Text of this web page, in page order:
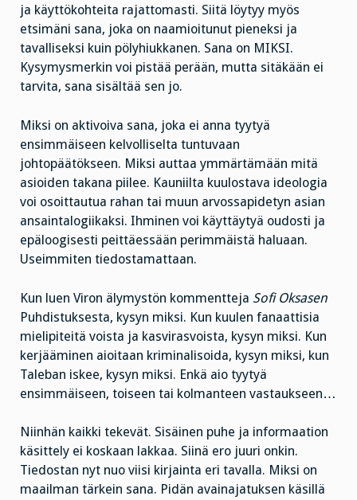
ja käyttökohteita rajattomasti. Siitä löytyy myös
etsimäni sana, joka on naamioitunut pieneksi ja
tavalliseksi kuin pölyhiukkanen. Sana on MIKSI.
Kysymysmerkin voi pistää perään, mutta sitäkään ei
tarvita, sana sisältää sen jo.
Miksi on aktivoiva sana, joka ei anna tyytyä
ensimmäiseen kelvolliselta tuntuvaan
johtopäätökseen. Miksi auttaa ymmärtämään mitä
asioiden takana piilee. Kauniilta kuulostava ideologia
voi osoittautua rahan tai muun arvossapidetyn asian
ansaintalogiikaksi. Ihminen voi käyttäytyä oudosti ja
epäloogisesti peittäessään perimmäistä haluaan.
Useimmiten tiedostamattaan.
Kun luen Viron älymystön kommentteja Sofi Oksasen
Puhdistuksesta, kysyn miksi. Kun kuulen fanaattisia
mielipiteitä voista ja kasvirasvoista, kysyn miksi. Kun
kerjääminen aioitaan kriminalisoida, kysyn miksi, kun
Taleban iskee, kysyn miksi. Enkä aio tyytyä
ensimmäiseen, toiseen tai kolmanteen vastaukseen…
Niinhän kaikki tekevät. Sisäinen puhe ja informaation
käsittely ei koskaan lakkaa. Siinä ero juuri onkin.
Tiedostan nyt nuo viisi kirjainta eri tavalla. Miksi on
maailman tärkein sana. Pidän avainajatuksen käsillä